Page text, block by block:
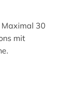
Maximal 30
mit